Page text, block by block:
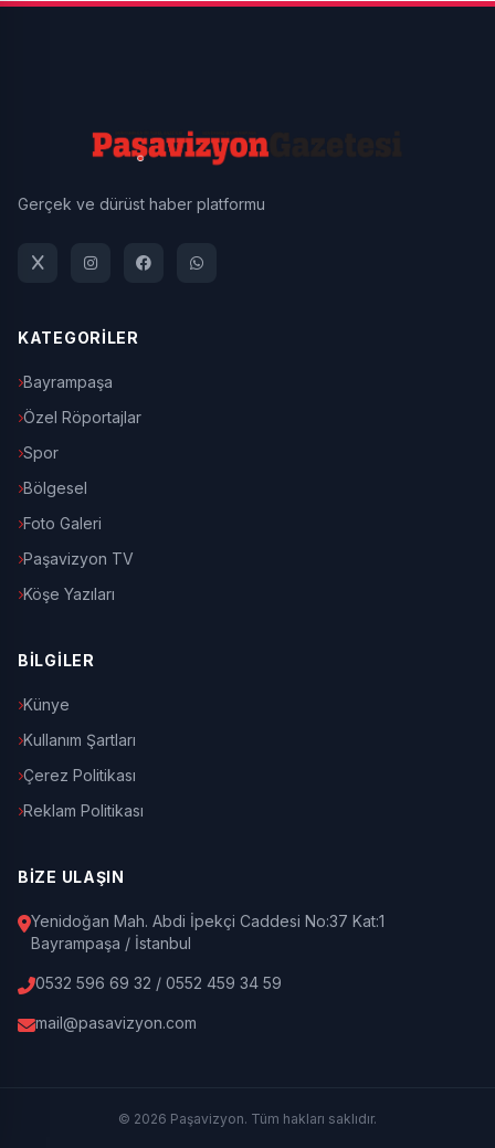
Gerçek ve dürüst haber platformu
KATEGORİLER
Bayrampaşa
Özel Röportajlar
Spor
Bölgesel
Foto Galeri
Paşavizyon TV
Köşe Yazıları
BİLGİLER
Künye
Kullanım Şartları
Çerez Politikası
Reklam Politikası
BİZE ULAŞIN
Yenidoğan Mah. Abdi İpekçi Caddesi No:37 Kat:1
Bayrampaşa / İstanbul
0532 596 69 32 / 0552 459 34 59
mail@pasavizyon.com
© 2026 Paşavizyon. Tüm hakları saklıdır.